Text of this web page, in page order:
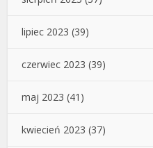
lipiec 2023 (39)
czerwiec 2023 (39)
maj 2023 (41)
kwiecień 2023 (37)